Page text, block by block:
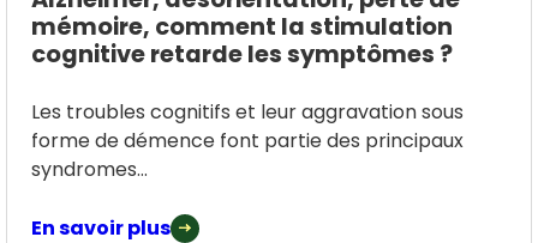
mémoire, comment la stimulation
cognitive retarde les symptômes ?
Les troubles cognitifs et leur aggravation sous
forme de démence font partie des principaux
syndromes...
En savoir plus